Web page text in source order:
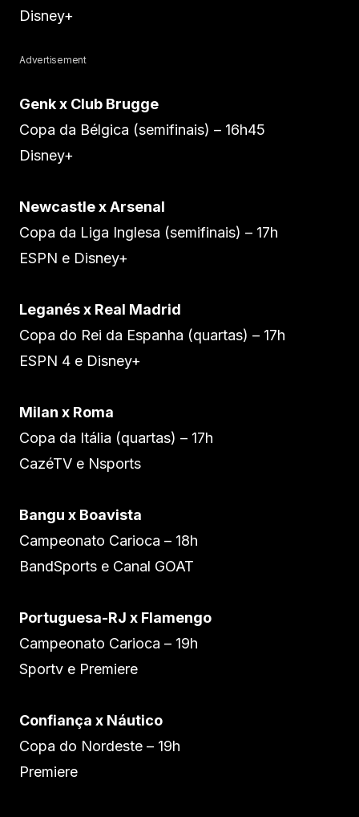
Disney+
Advertisement
Genk x Club Brugge
Copa da Bélgica (semifinais) – 16h45
Disney+
Newcastle x Arsenal
Copa da Liga Inglesa (semifinais) – 17h
ESPN e Disney+
Leganés x Real Madrid
Copa do Rei da Espanha (quartas) – 17h
ESPN 4 e Disney+
Milan x Roma
Copa da Itália (quartas) – 17h
CazéTV e Nsports
Bangu x Boavista
Campeonato Carioca – 18h
BandSports e Canal GOAT
Portuguesa-RJ x Flamengo
Campeonato Carioca – 19h
Sportv e Premiere
Confiança x Náutico
Copa do Nordeste – 19h
Premiere